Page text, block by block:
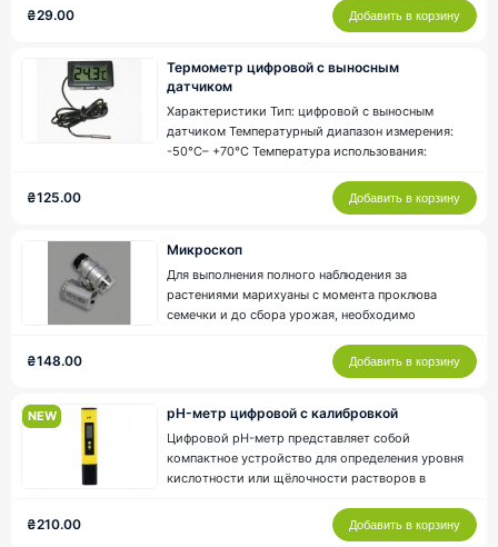
Milwaukee Electronics 2
Вид оборудования
Оборудование
Измерительная техника
Управление и автоматика
Доставка
1-5 дней(доставка только по
территории Украины)
8
растворите в 250 мл. дистилированой воды,
после чего откорректируйте показания Вашего
находящейся на..
₴29.00 Добавить в корзину
Термометр цифровой с выносным
датчиком
Характеристики Тип: цифровой с выносным
датчиком Температурный диапазон измерения:
-50°C– +70°C Температура использования:
Точность: ±1°C Различение температуры: 0.1°C
Длина кабеля: 70 см Электропитание: 2
₴125.00 Добавить в корзину
Микроскоп
Для выполнения полного наблюдения за
растениями марихуаны с момента проклюва
семечки и до сбора урожая, необходимо
проверенное оборудование. Опытные гроверы
рекомендуют использовать карманный
микроскоп обладает хорошими показ..
₴148.00 Добавить в корзину
NEW pH-метр цифровой с калибровкой
Цифровой pH-метр представляет собой
компактное устройство для определения уровня
кислотности или щёлочности растворов в
идеально подходит для таких задач, как
проверка pH водопроводной воды, аквариумов,
₴210.00 Добавить в корзину